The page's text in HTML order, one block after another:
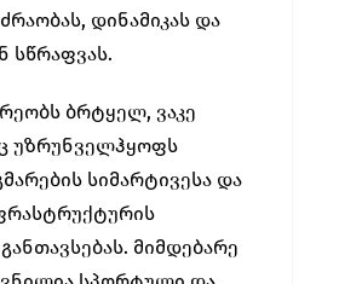
დინამიკას და
სწრაფვას.
ბრტყელ, ვაკე
უზრუნველჰყოფს
სიმარტივესა და
მიმდებარე